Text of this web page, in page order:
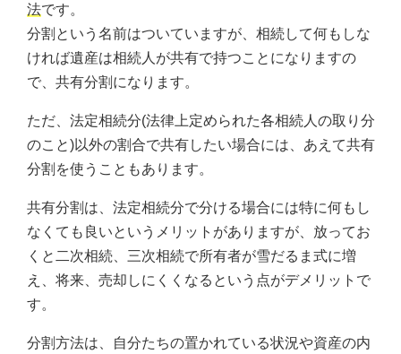
法です。
分割という名前はついていますが、相続して何もしな
ければ遺産は相続人が共有で持つことになりますの
で、共有分割になります。
ただ、法定相続分(法律上定められた各相続人の取り分
のこと)以外の割合で共有したい場合には、あえて共有
分割を使うこともあります。
共有分割は、法定相続分で分ける場合には特に何もし
なくても良いというメリットがありますが、放ってお
くと二次相続、三次相続で所有者が雪だるま式に増
え、将来、売却しにくくなるという点がデメリットで
す。
分割方法は、自分たちの置かれている状況や資産の内